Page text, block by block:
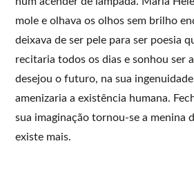
mole e olhava os olhos sem brilho
deixava de ser pele para ser poesia
recitaria todos os dias e sonhou ser
desejou o futuro, na sua
amenizaria a existência humana.
sua imaginação tornou-se a menina
existe mais.